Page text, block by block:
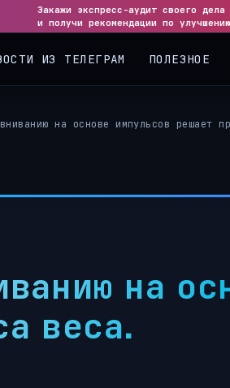
Закажи экспресс-аудит своего
и получи рекомендации по
на основе импульсов решает
на
веса.